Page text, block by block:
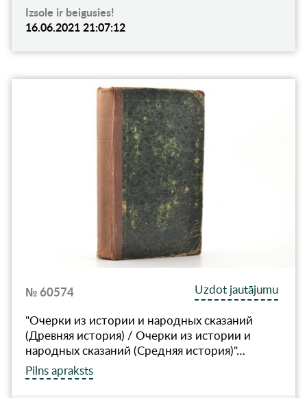
Izsole ir beigusies!
16.06.2021 21:07:12
№ 60574
Uzdot jautājumu
"Очерки из истории и народных сказаний
(Древняя история) / Очерки из истории и
народных сказаний (Средняя история)"…
Pilns apraksts